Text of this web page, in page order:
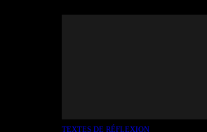
TEXTES DE RÉFLEXION